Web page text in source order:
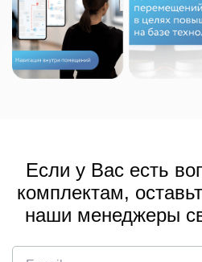
Если у Вас есть
комплектам,
наши менеджеры